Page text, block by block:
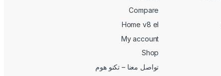
Compare
Home v8 el
My account
Shop
تواصل معنا – تكنو هوم